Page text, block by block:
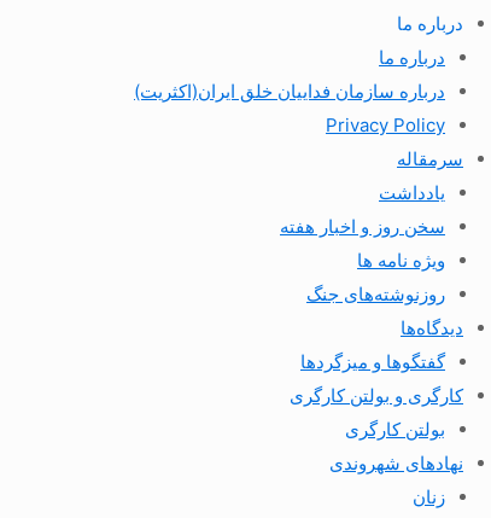
درباره ما
درباره ما
درباره سازمان فداییان خلق ایران(اکثریت)
Privacy Policy
سرمقاله
یادداشت
سخن روز و اخبار هفته
ویژه نامه ها
روزنوشته‌های جنگ
دیدگاه‌ها
گفتگوها و میزگردها
کارگری و بولتن کارگری
بولتن کارگری
نهادهای شهروندی
زنان